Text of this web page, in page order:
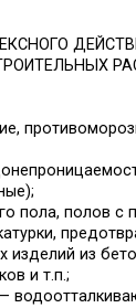
пола, полов с
изделий из
и т.п.;